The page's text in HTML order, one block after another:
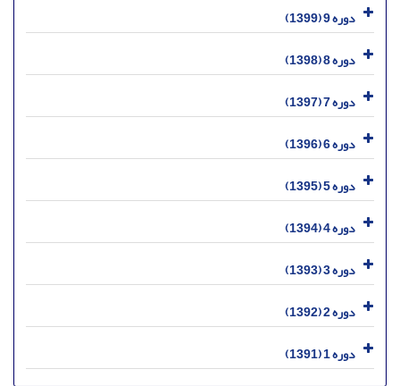
دوره 9 (1399)
دوره 8 (1398)
دوره 7 (1397)
دوره 6 (1396)
دوره 5 (1395)
دوره 4 (1394)
دوره 3 (1393)
دوره 2 (1392)
دوره 1 (1391)